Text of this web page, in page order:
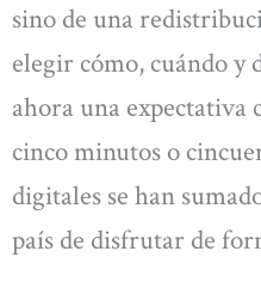
sino de una
elegir cómo, cuándo y
ahora una expectativa
cinco minutos o
digitales se han
país de disfrutar de